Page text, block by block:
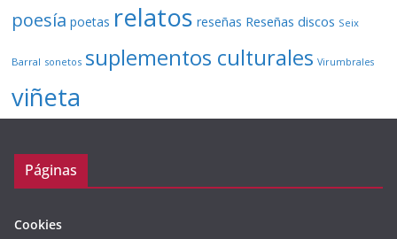
poesía poetas relatos reseñas Reseñas discos Seix
Barral sonetos suplementos culturales Virumbrales
viñeta
Páginas
Cookies